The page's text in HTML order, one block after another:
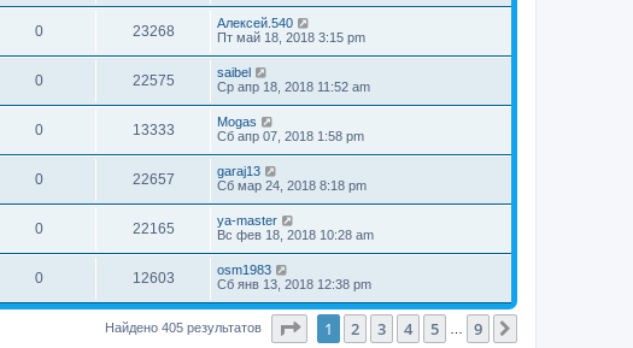
0 23268
Алексей.540
Пт май 18, 2018 3:15 pm
0 22575
saibel
Ср апр 18, 2018 11:52 am
0 13333
Mogas
Сб апр 07, 2018 1:58 pm
0 22657
garaj13
Сб мар 24, 2018 8:18 pm
0 22165
ya-master
Вс фев 18, 2018 10:28 am
0 12603
osm1983
Сб янв 13, 2018 12:38 pm
Найдено 405 результатов Страница1 из
1 2 3 4 5 9